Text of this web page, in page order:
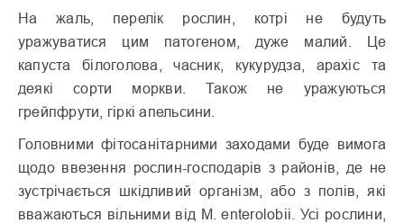
На жаль, перелік рослин, котрі не будуть
уражуватися цим патогеном, дуже малий. Це
капуста білоголова, часник, кукурудза, арахіс та
деякі сорти моркви. Також не уражуються
грейпфрути, гіркі апельсини.
Головними фітосанітарними заходами буде вимога
щодо ввезення рослин-господарів з районів, де не
зустрічається шкідливий організм, або з полів, які
вважаються вільними від М. enterolobii. Усі рослини,